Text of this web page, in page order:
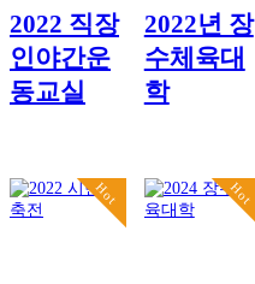
2022 직장
인야간운
동교실
2022년 장
수체육대
학
Hot Hot